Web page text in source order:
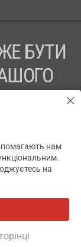
БУТИ
АПТЕКА911.ЮА
нам
на
✕